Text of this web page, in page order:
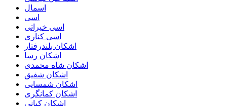
اسمال
اسی
اسی خیراتی
اسی کناری
اشکان بلندرفتار
اشکان رسا
اشکان شاه محمدی
اشکان شفیق
اشکان شمسایی
اشکان‌ کمانگری
اشکان کیانی